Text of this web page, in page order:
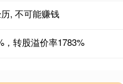
, 不可能赚钱
，转股溢价率1783%